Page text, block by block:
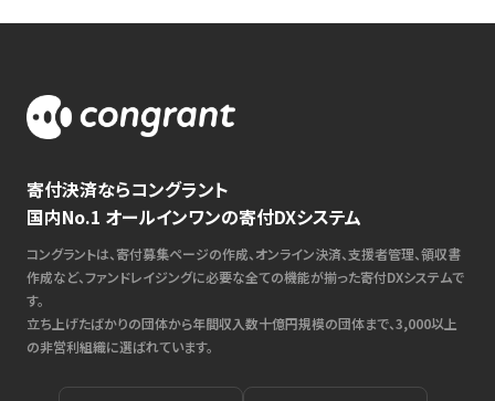
寄付決済ならコングラント
国内No.1 オールインワンの寄付DXシステム
コングラントは、寄付募集ページの作成、オンライン決済、支援者管理、領収書
作成など、ファンドレイジングに必要な全ての機能が揃った寄付DXシステムで
す。
立ち上げたばかりの団体から年間収入数十億円規模の団体まで、3,000以上
の非営利組織に選ばれています。